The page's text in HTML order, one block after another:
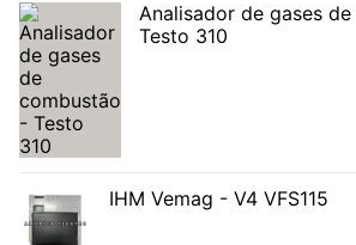
Analisador de gases
Testo 310
IHM Vemag - V4 VFS115